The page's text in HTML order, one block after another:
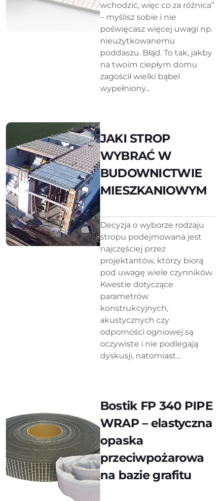
wchodzić, więc co za różnica”
– myślisz sobie i nie
poświęcasz więcej uwagi np.
nieużytkowanemu
poddaszu. Błąd. To tak, jakby
na twoim ciepłym domu
zagościł wielki bąbel
wypełniony...
JAKI STROP
WYBRAĆ W
BUDOWNICTWIE
MIESZKANIOWYM
Decyzja o wyborze rodzaju
stropu podejmowana jest
najczęściej przez
projektantów, którzy biorą
pod uwagę wiele czynników.
Kwestie dotyczące
parametrów
konstrukcyjnych,
akustycznych czy
odporności ogniowej są
oczywiste i nie podlegają
dyskusji, natomiast...
Bostik FP 340 PIPE
WRAP – elastyczna
opaska
przeciwpożarowa
na bazie grafitu